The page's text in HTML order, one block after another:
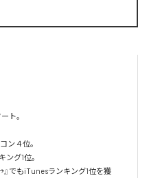
ト。
ン４位。
ング1位。
でもiTunesランキング1位を獲